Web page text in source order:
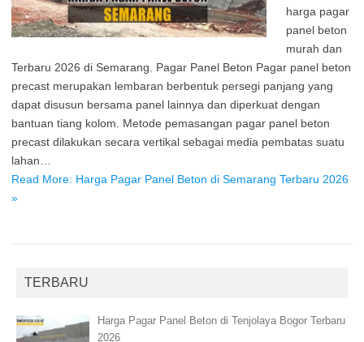
harga pagar
panel beton
murah dan
Terbaru 2026 di Semarang. Pagar Panel Beton Pagar panel beton
precast merupakan lembaran berbentuk persegi panjang yang
dapat disusun bersama panel lainnya dan diperkuat dengan
bantuan tiang kolom. Metode pemasangan pagar panel beton
precast dilakukan secara vertikal sebagai media pembatas suatu
lahan…
Read More: Harga Pagar Panel Beton di Semarang Terbaru 2026
»
TERBARU
Harga Pagar Panel Beton di Tenjolaya Bogor Terbaru
2026